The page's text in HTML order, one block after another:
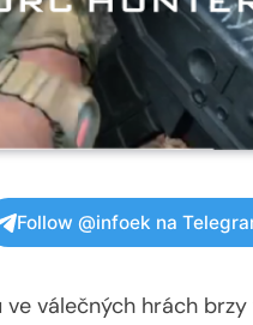
Follow @infoek na
válečných hrách